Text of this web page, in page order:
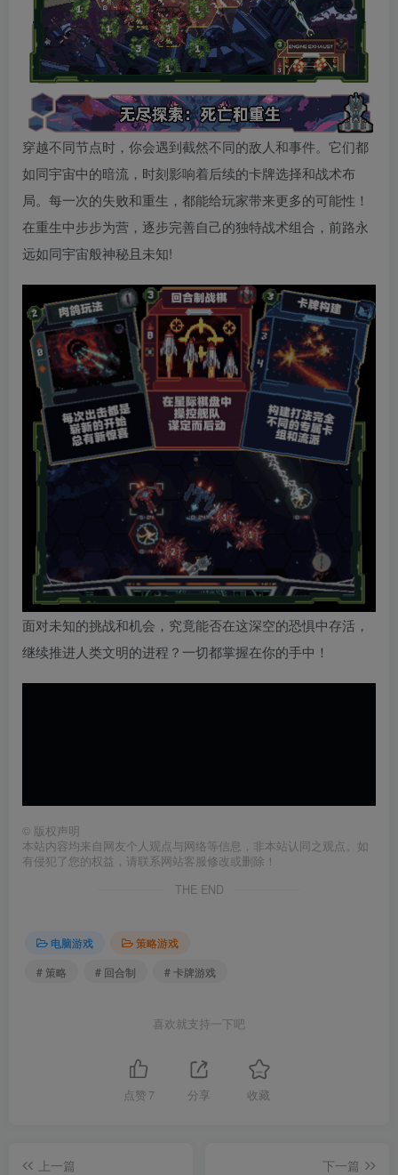
穿越不同节点时，你会遇到截然不同的敌人和事件。它们都
如同宇宙中的暗流，时刻影响着后续的卡牌选择和战术布
局。每一次的失败和重生，都能给玩家带来更多的可能性！
在重生中步步为营，逐步完善自己的独特战术组合，前路永
远如同宇宙般神秘且未知!
面对未知的挑战和机会，究竟能否在这深空的恐惧中存活，
继续推进人类文明的进程？一切都掌握在你的手中！
© 版权声明
本站内容均来自网友个人观点与网络等信息，非本站认同之观点。如
有侵犯了您的权益，请联系网站客服修改或删除！
THE END
电脑游戏
策略游戏
# 策略
# 回合制 # 卡牌游戏
喜欢就支持一下吧
点赞 7 分享 收藏
上一篇
下一篇